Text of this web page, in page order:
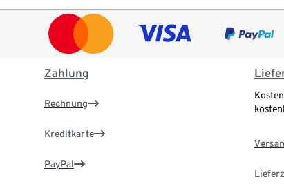
Zahlung
Rechnung
Kreditkarte
PayPal